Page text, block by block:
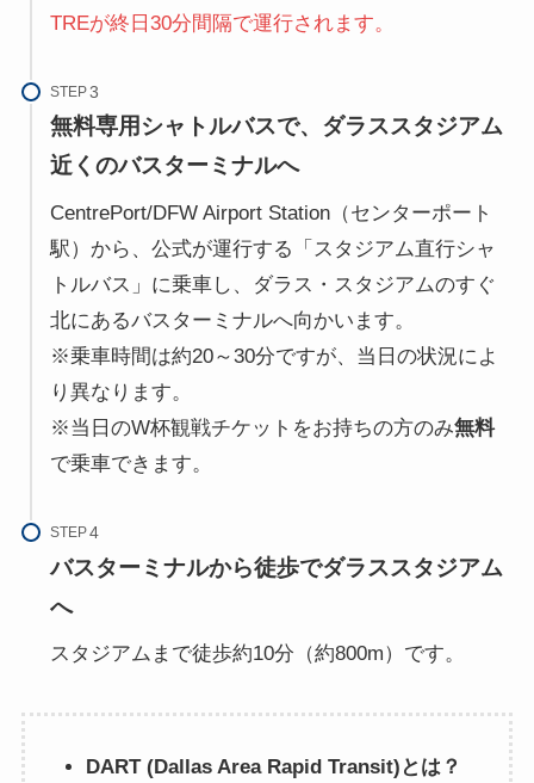
TREが終日30分間隔で運行されます。
STEP
無料専用 シャトルバスで、ダラススタジアム
近くのバスターミナルへ
CentrePort/DFW Airport Station（センターポート
駅）から、公式が運行する「スタジアム直行シャ
トルバス」に乗車し、ダラス・スタジアムのすぐ
北にあるバスターミナルへ向かいます。
※乗車時間は約20～30分ですが、当日の状況によ
り異なります。
※当日のW杯観戦チケットをお持ちの方のみ無料
で乗車できます。
STEP
バスターミナルから徒歩でダラススタジアム
へ
スタジアムまで徒歩約10分（約800m）です。
DART (Dallas Area Rapid Transit)とは？